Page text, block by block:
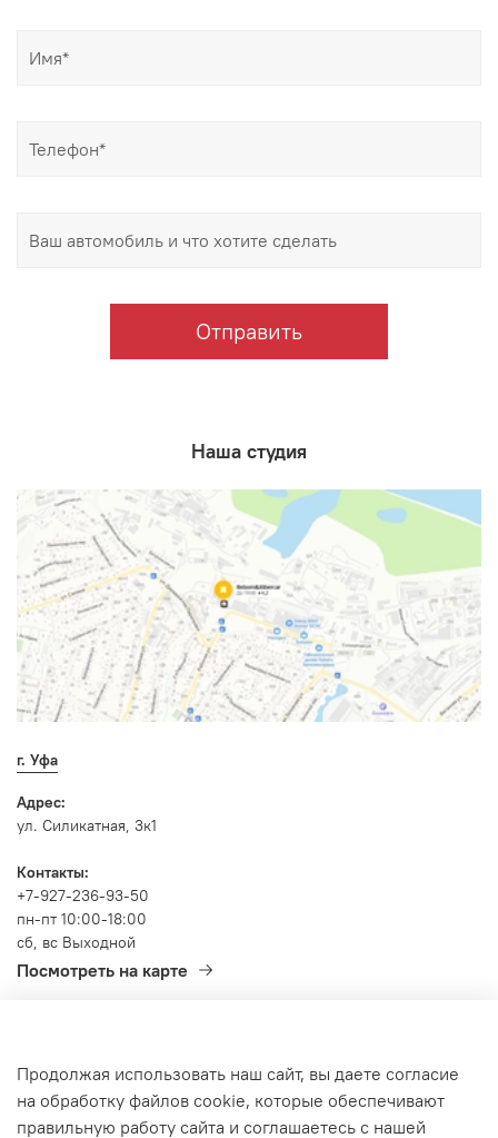
Отправить
Наша студия
г. Уфа
Адрес:
ул. Силикатная, 3к1
Контакты:
+7-927-236-93-50
пн-пт 10:00-18:00
сб, вс Выходной
Посмотреть на карте
Блог
Продолжая использовать наш сайт, вы даете согласие
на обработку файлов cookie, которые обеспечивают
правильную работу сайта и соглашаетесь с нашей
обработки